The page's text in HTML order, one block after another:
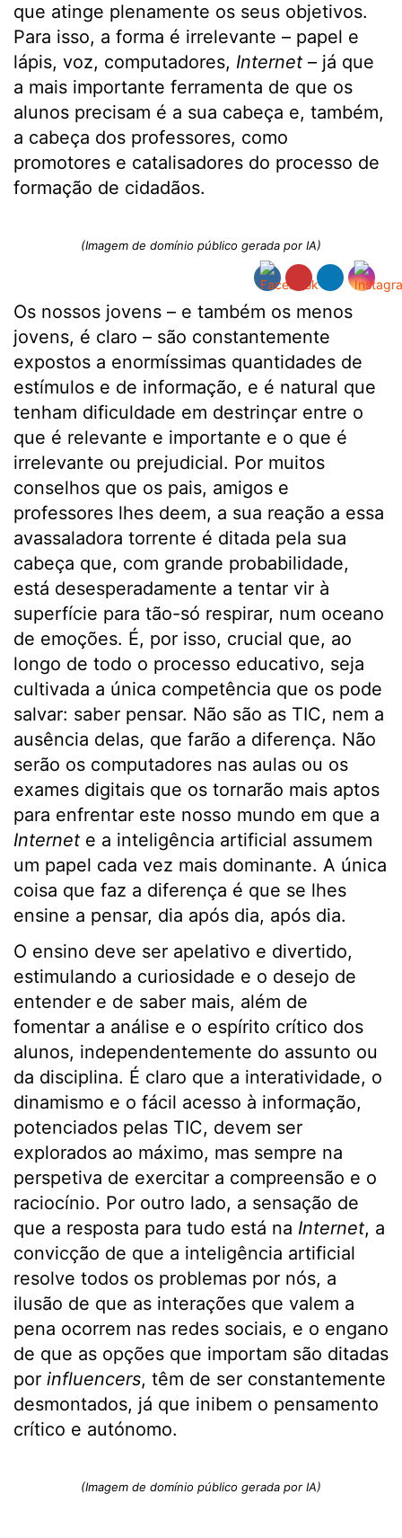
que atinge plenamente os seus objetivos.
Para isso, a forma é irrelevante – papel e
lápis, voz, computadores, Internet – já que
a mais importante ferramenta de que os
alunos precisam é a sua cabeça e, também,
a cabeça dos professores, como
promotores e catalisadores do processo de
formação de cidadãos.
(Imagem de domínio público gerada por IA)
Os nossos jovens – e também os menos
jovens, é claro – são constantemente
expostos a enormíssimas quantidades de
estímulos e de informação, e é natural que
tenham dificuldade em destrinçar entre o
que é relevante e importante e o que é
irrelevante ou prejudicial. Por muitos
conselhos que os pais, amigos e
professores lhes deem, a sua reação a essa
avassaladora torrente é ditada pela sua
cabeça que, com grande probabilidade,
está desesperadamente a tentar vir à
superfície para tão-só respirar, num oceano
de emoções. É, por isso, crucial que, ao
longo de todo o processo educativo, seja
cultivada a única competência que os pode
salvar: saber pensar. Não são as TIC, nem a
ausência delas, que farão a diferença. Não
serão os computadores nas aulas ou os
exames digitais que os tornarão mais aptos
para enfrentar este nosso mundo em que a
Internet e a inteligência artificial assumem
um papel cada vez mais dominante. A única
coisa que faz a diferença é que se lhes
ensine a pensar, dia após dia, após dia.
O ensino deve ser apelativo e divertido,
estimulando a curiosidade e o desejo de
entender e de saber mais, além de
fomentar a análise e o espírito crítico dos
alunos, independentemente do assunto ou
da disciplina. É claro que a interatividade, o
dinamismo e o fácil acesso à informação,
potenciados pelas TIC, devem ser
explorados ao máximo, mas sempre na
perspetiva de exercitar a compreensão e o
raciocínio. Por outro lado, a sensação de
que a resposta para tudo está na Internet, a
convicção de que a inteligência artificial
resolve todos os problemas por nós, a
ilusão de que as interações que valem a
pena ocorrem nas redes sociais, e o engano
de que as opções que importam são ditadas
por influencers, têm de ser constantemente
desmontados, já que inibem o pensamento
crítico e autónomo.
(Imagem de domínio público gerada por IA)